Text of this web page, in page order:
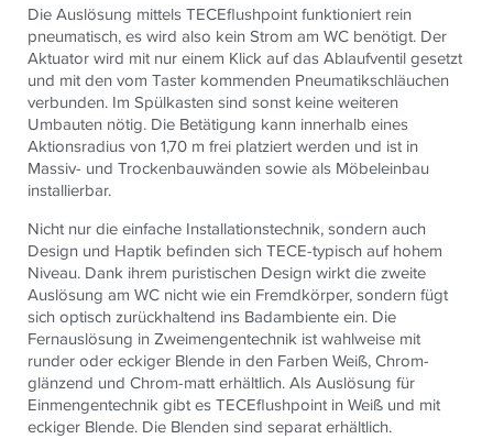
Die Auslösung mittelsTECEflushpoint funktioniert rein
pneumatisch, es wird also kein Strom am WC benötigt. Der
Aktuator wird mit nur einem Klick auf das Ablaufventil gesetzt
und mit den vom Taster kommenden Pneumatikschläuchen
verbunden. Im Spülkasten sind sonst keine weiteren
Umbauten nötig. Die Betätigung kann innerhalb eines
Aktionsradius von 1,70 m frei platziert werden und ist in
Massiv- und Trockenbauwänden sowie als Möbeleinbau
installierbar.
Nicht nur die einfache Installationstechnik, sondern auch
Design und Haptik befinden sichTECE-typisch auf hohem
Niveau. Dank ihrem puristischen Design wirkt die zweite
Auslösung am WC nicht wie ein Fremdkörper, sondern fügt
sich optisch zurückhaltend ins Badambiente ein. Die
Fernauslösung in Zweimengentechnik ist wahlweise mit
runder oder eckiger Blende in den Farben Weiß, Chrom-
glänzend und Chrom-matt erhältlich. Als Auslösung für
Einmengentechnik gibt esTECEflushpoint in Weiß und mit
eckiger Blende. Die Blenden sind separat erhältlich.